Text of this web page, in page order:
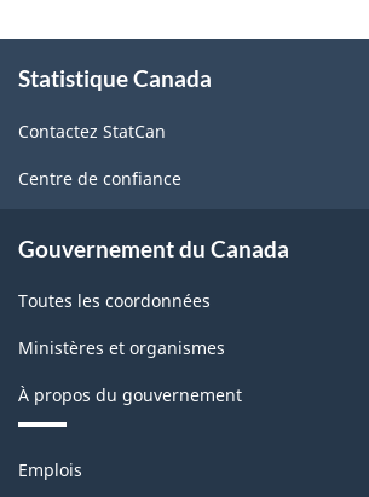
propos
ce
site
Statistique Canada
Contactez StatCan
Centre de confiance
Gouvernement du Canada
Toutes les coordonnées
Ministères et organismes
À propos du gouvernement
Thèmes
Emplois